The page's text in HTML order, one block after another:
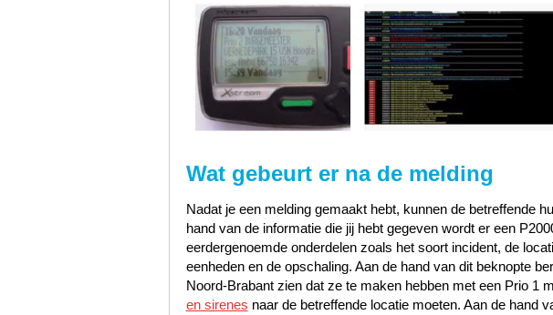
Wat gebeurt er na de melding
Nadat je een melding gemaakt hebt, kunnen de betreffende
hand van de informatie die jij hebt gegeven wordt er een
eerdergenoemde onderdelen zoals het soort incident, de
eenheden en de opschaling. Aan de hand van dit beknopte
Noord-Brabant zien dat ze te maken hebben met een Prio 1
en sirenes naar de betreffende locatie moeten. Aan de hand